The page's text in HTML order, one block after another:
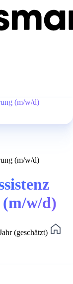
(m/w/d)
(m/w/d)
(m/w/d)
(geschätzt)